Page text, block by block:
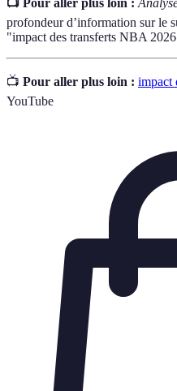
profondeur d’information sur le
"impact des transferts NBA
📺 Pour aller plus loin : impact
YouTube